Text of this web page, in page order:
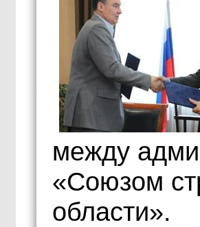
между
«Союзом
области».